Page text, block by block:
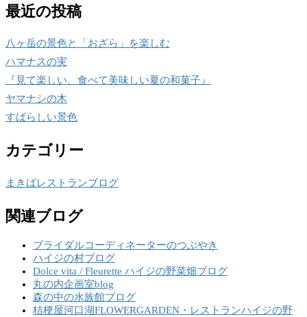
最近の投稿
八ヶ岳の景色と「おざら」を楽しむ
ハマナスの実
『見て楽しい、食べて美味しい夏の和菓子』
ヤマナシの木
すばらしい景色
カテゴリー
まきばレストランブログ
関連ブログ
ブライダルコーディネーターのつぶやき
ハイジの村ブログ
Dolce vita / Fleurette ハイジの野菜畑ブログ
丸の内企画室blog
森の中の水族館ブログ
桔梗屋河口湖FLOWERGARDEN・レストランハイジの野